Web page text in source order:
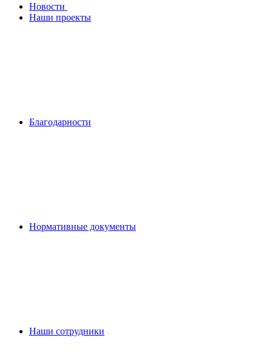
Новости
Наши проекты
Благодарности
Нормативные документы
Наши сотрудники